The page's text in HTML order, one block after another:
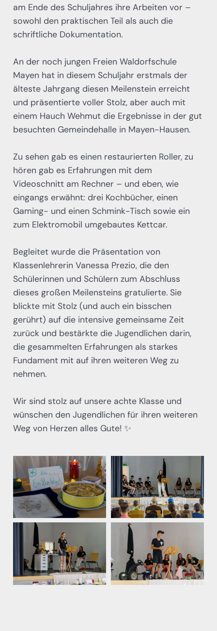
am Ende des Schuljahres ihre Arbeiten vor –
sowohl den praktischen Teil als auch die
schriftliche Dokumentation.
An der noch jungen Freien Waldorfschule
Mayen hat in diesem Schuljahr erstmals der
älteste Jahrgang diesen Meilenstein erreicht
und präsentierte voller Stolz, aber auch mit
einem Hauch Wehmut die Ergebnisse in der gut
besuchten Gemeindehalle in Mayen-Hausen.
Zu sehen gab es einen restaurierten Roller, zu
hören gab es Erfahrungen mit dem
Videoschnitt am Rechner – und eben, wie
eingangs erwähnt: drei Kochbücher, einen
Gaming- und einen Schmink-Tisch sowie ein
zum Elektromobil umgebautes Kettcar.
Begleitet wurde die Präsentation von
Klassenlehrerin Vanessa Prezio, die den
Schülerinnen und Schülern zum Abschluss
dieses großen Meilensteins gratulierte. Sie
blickte mit Stolz (und auch ein bisschen
gerührt) auf die intensive gemeinsame Zeit
zurück und bestärkte die Jugendlichen darin,
die gesammelten Erfahrungen als starkes
Fundament mit auf ihren weiteren Weg zu
nehmen.
Wir sind stolz auf unsere achte Klasse und
wünschen den Jugendlichen für ihren weiteren
Weg von Herzen alles Gute! ✨